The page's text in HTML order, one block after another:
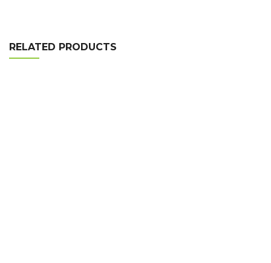
RELATED PRODUCTS